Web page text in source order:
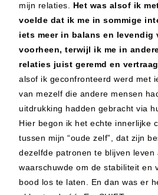
mijn relaties. Het was alsof ik
voelde dat ik me in sommige
iets meer in balans en levendig
voorheen, terwijl ik me in
relaties juist geremd en
alsof ik geconfronteerd werd met
van mezelf die andere mensen
uitdrukking hadden gebracht via
Hier begon ik het echte innerlijke
tussen mijn “oude zelf”, dat zijn
dezelfde patronen te blijven leven
waarschuwde om de stabiliteit en
bood los te laten. En dan was er